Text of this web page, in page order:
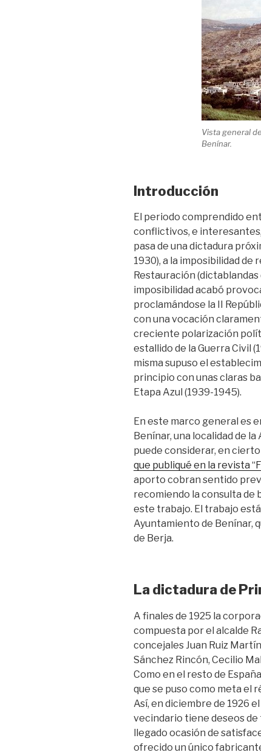
Vista general
Benínar.
Introducción
El periodo comprendido
conflictivos, e
pasa de una dictadura
1930), a la imposibilidad
Restauración
imposibilidad acabó
proclamándose la II
con una vocación
creciente polarización
estallido de la Guerra Civil
misma supuso el
principio con unas claras
Etapa Azul (1939-1945).
En este marco general es
Benínar, una localidad de
puede considerar, en
que publiqué en la revista
aporto cobran sentido
recomiendo la consulta de
este trabajo. El trabajo
Ayuntamiento de Benínar,
de Berja.
La dictadura de
A finales de 1925 la
compuesta por el alcalde
concejales Juan Ruiz
Sánchez Rincón, Cecilio
Como en el resto de
que se puso como meta el
Así, en diciembre de 1926
vecindario tiene deseos
llegado ocasión de
ofrecido un único